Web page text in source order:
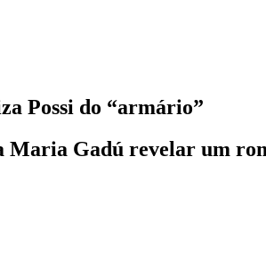
Possi do “armário”
Gadú revelar um